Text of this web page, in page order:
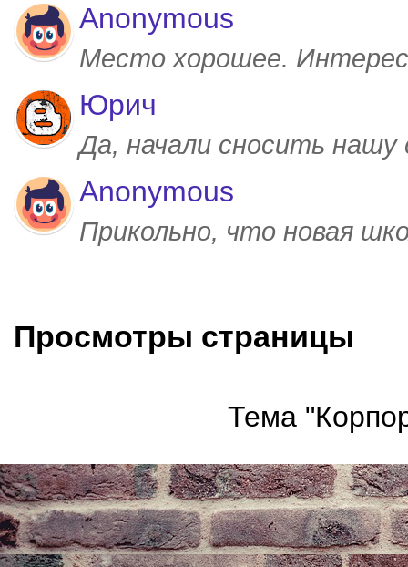
Anonymous
Место хорошее.
Юрич
Да, начали сносить
Anonymous
Прикольно, что новая
Просмотры страницы
Тема